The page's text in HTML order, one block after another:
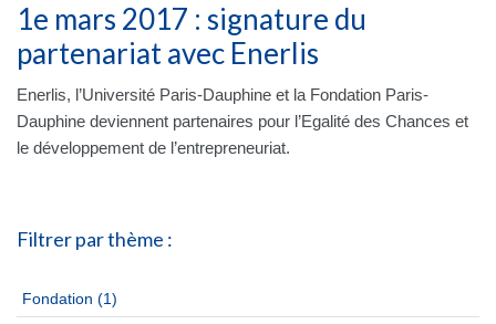
1e mars 2017 : signature du
partenariat avec Enerlis
Enerlis, l’Université Paris-Dauphine et la Fondation Paris-
Dauphine deviennent partenaires pour l’Egalité des Chances et
le développement de l’entrepreneuriat.
Filtrer par thème :
Fondation (1)